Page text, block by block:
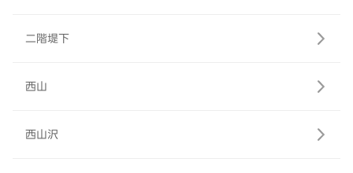
二階堤下
西山
西山沢